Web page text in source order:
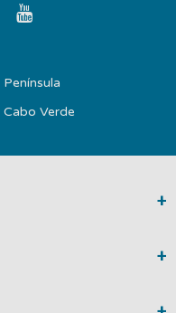
Península
Cabo Verde